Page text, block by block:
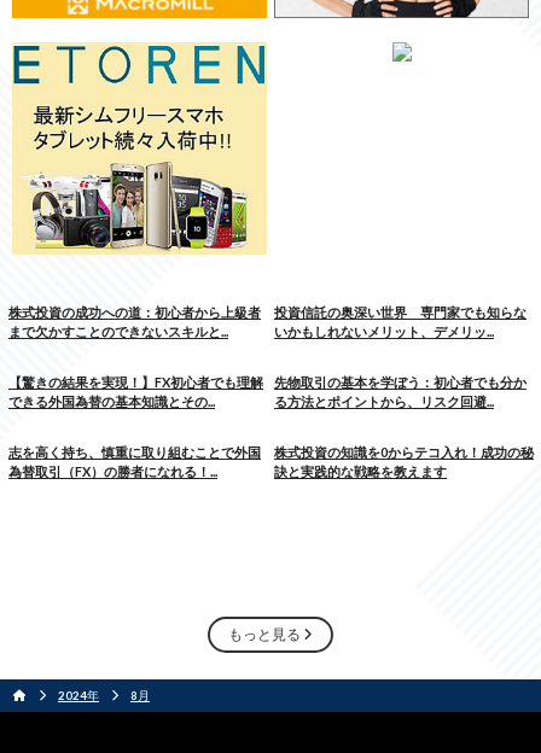
株式投資の成功への道：初心者から上級者
まで欠かすことのできないスキルと...
投資信託の奥深い世界 専門家でも知らな
いかもしれないメリット、デメリッ...
【驚きの結果を実現！】FX初心者でも理解
できる外国為替の基本知識とその...
先物取引の基本を学ぼう：初心者でも分か
る方法とポイントから、リスク回避...
志を高く持ち、慎重に取り組むことで外国
為替取引（FX）の勝者になれる！...
株式投資の知識を0からテコ入れ！成功の秘
訣と実践的な戦略を教えます
もっと見る
2024年 8 月